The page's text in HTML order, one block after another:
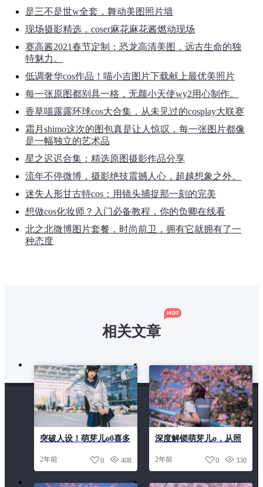
是三不是世w全套，舞动美图照片墙
现场摄影精选，coser麻花麻花酱燃动现场
赛高酱2021春节定制：恐龙高清美图，远古生命的独
特魅力。
低调奢华cos作品！喵小吉图片下载献上最优美照片
每一张原图都别具一格，无颜小天使wy2用心制作。
香草喵露露环球cos大合集，从未见过的cosplay大联赛
霜月shimo这次的图包真是让人惊叹，每一张图片都像
是一幅独立的艺术品
星之迟迟合集：精选原图摄影作品分享
流年不停微博，摄影绝技震撼人心，超越想象之外。
迷失人形甘古特cos：用镜头捕捉那一刻的完美
想做cos化妆师？入门必备教程，你的负卿在线看
北之北微博图片套餐，时尚前卫，拥有它就拥有了一
种态度
相关文章
突破人设！萌芽儿o0喜多
图惊艳上线。
2年前 408
0
深度解锁萌芽儿o，从照
2年前 330
0